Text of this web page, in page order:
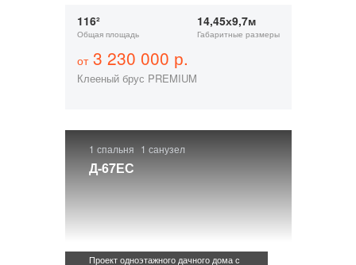
116²
Общая площадь
14,45х9,7м
Габаритные размеры
от3 230 000 р.
Клееный брус PREMIUM
1 спальня 1 санузел
Д-67ЕС
Проект одноэтажного дачного дома с